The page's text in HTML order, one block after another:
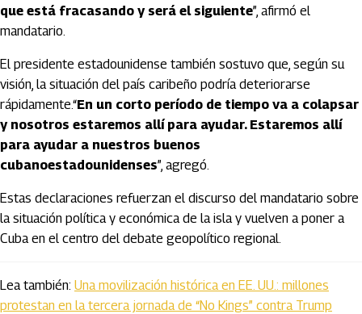
que está fracasando y será el siguiente”, afirmó el
mandatario.
El presidente estadounidense también sostuvo que, según su
visión, la situación del país caribeño podría deteriorarse
rápidamente.“En un corto período de tiempo va a colapsar
y nosotros estaremos allí para ayudar. Estaremos allí
para ayudar a nuestros buenos
cubanoestadounidenses”, agregó.
Estas declaraciones refuerzan el discurso del mandatario sobre
la situación política y económica de la isla y vuelven a poner a
Cuba en el centro del debate geopolítico regional.
Lea también: Una movilización histórica en EE. UU.: millones
protestan en la tercera jornada de “No Kings” contra Trump